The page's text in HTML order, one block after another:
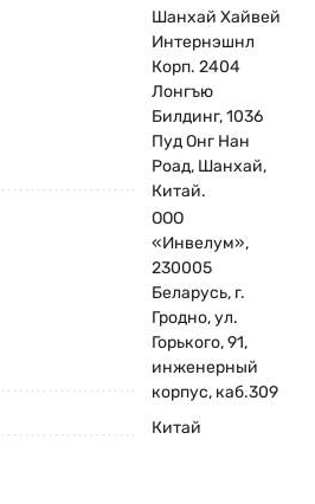
Шанхай Хайвей
Интернэшнл
Корп. 2404
Лонгъю
Билдинг, 1036
Пуд Онг Нан
Роад, Шанхай,
Китай.
ООО
«Инвелум»,
230005
Беларусь, г.
Гродно, ул.
Горького, 91,
инженерный
корпус, каб.309
Китай